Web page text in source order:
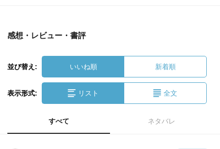
感想・レビュー・書評
並び替え: いいね順 新着順
表示形式: リスト 全文
すべて ネタバレ